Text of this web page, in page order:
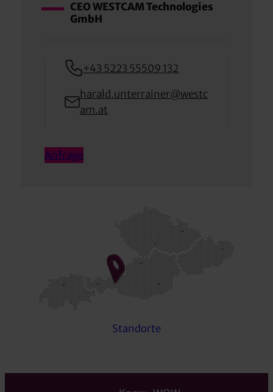
CEO WESTCAM Technologies
GmbH
+43 5223 55509 132
harald.unterrainer@westc
am.at
Anfrage
Standorte